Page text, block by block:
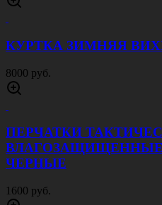
КУРТКА ЗИМНЯЯ
8000 руб.
ПЕРЧАТКИ
ВЛАГОЗАЩИЩЕННЫЕ
ЧЕРНЫЕ
1600 руб.